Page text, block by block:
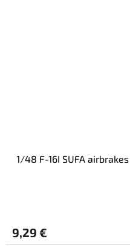
1/48 F-16I SUFA airbrakes
9,29 €